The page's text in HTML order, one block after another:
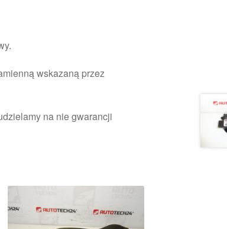
wskazaną przez
na nie gwarancji